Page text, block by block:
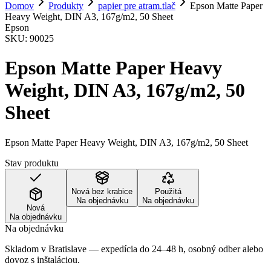
Domov Produkty papier pre atram.tlač
Epson Matte Paper
Heavy Weight, DIN A3, 167g/m2, 50 Sheet
Epson
SKU: 90025
Epson Matte Paper Heavy
Weight, DIN A3, 167g/m2, 50
Sheet
Epson Matte Paper Heavy Weight, DIN A3, 167g/m2, 50 Sheet
Stav produktu
Nová
Na objednávku
Nová bez krabice
Na objednávku
Použitá
Na objednávku
Na objednávku
Skladom v Bratislave — expedícia do 24–48 h, osobný odber alebo
dovoz s inštaláciou.